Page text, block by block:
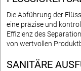
Die Abführung der
eine präzise und
Effizienz des
von wertvollen
SANITÄRE